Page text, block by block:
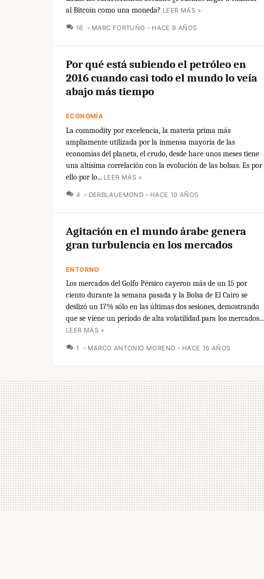
al Bitcoin como una moneda? LEER MÁS »
16 COMENTARIOS
MARC FORTUÑO HACE 9 AÑOS
Por qué está subiendo el petróleo en
2016 cuando casi todo el mundo lo veía
abajo más tiempo
ECONOMÍA
La commodity por excelencia, la materia prima más
ampliamente utilizada por la inmensa mayoría de las
economías del planeta, el crudo, desde hace unos meses tiene
una altísima correlación con la evolución de las bolsas. Es por
ello por lo... LEER MÁS »
4 COMENTARIOS
DERBLAUEMOND HACE 10 AÑOS
Agitación en el mundo árabe genera
gran turbulencia en los mercados
ENTORNO
Los mercados del Golfo Pérsico cayeron más de un 15 por
ciento durante la semana pasada y la Bolsa de El Cairo se
deslizó un 17% sólo en las últimas dos sesiones, demostrando
que se viene un período de alta volatilidad para los mercados...
LEER MÁS »
1 COMENTARIOS
MARCO ANTONIO MORENO HACE 16 AÑOS